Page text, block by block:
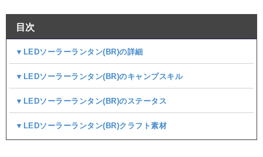
目次
▼LEDソーラーランタン(BR)の詳細
▼LEDソーラーランタン(BR)のキャンプスキル
▼LEDソーラーランタン(BR)のステータス
▼LEDソーラーランタン(BR)クラフト素材